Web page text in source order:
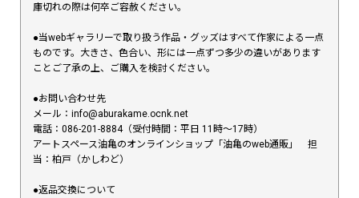
庫切れの際は何卒ご容赦ください。
●当webギャラリーで取り扱う作品・グッズはすべて作家による一点
ものです。大きさ、色合い、形には一点ずつ多少の違いがあります
ことご了承の上、ご購入を検討ください。
●お問い合わせ先
メール：info@aburakame.ocnk.net
電話：086-201-8884（受付時間：平日 11時〜17時）
アートスペース油亀のオンラインショップ「油亀のweb通販」 担
当：柏戸（かしわど）
●返品交換について